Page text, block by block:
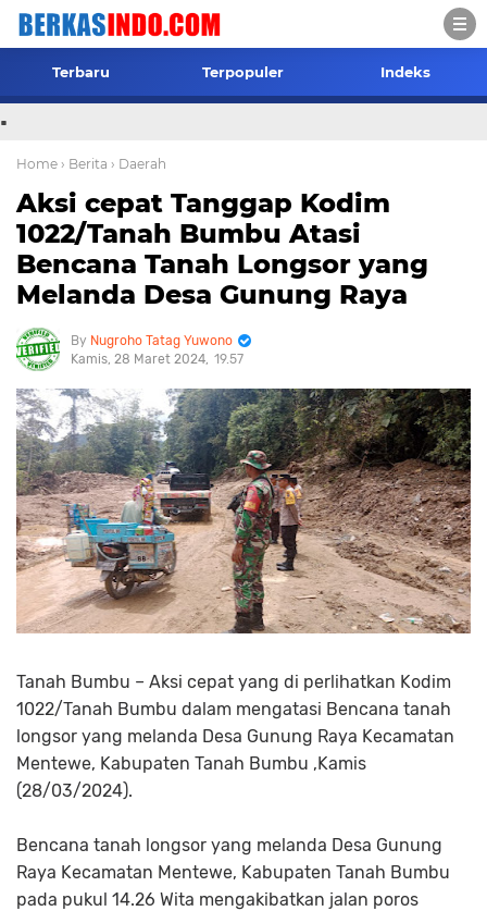
Terbaru Terpopuler Indeks
.
Home › Berita › Daerah
Aksi cepat Tanggap Kodim
1022/Tanah Bumbu Atasi
Bencana Tanah Longsor yang
Melanda Desa Gunung Raya
Nugroho Tatag Yuwono
Kamis, 28 Maret 2024 19.57
Tanah Bumbu – Aksi cepat yang di perlihatkan Kodim
1022/Tanah Bumbu dalam mengatasi Bencana tanah
longsor yang melanda Desa Gunung Raya Kecamatan
Mentewe, Kabupaten Tanah Bumbu ,Kamis
(28/03/2024).
Bencana tanah longsor yang melanda Desa Gunung
Raya Kecamatan Mentewe, Kabupaten Tanah Bumbu
pada pukul 14.26 Wita mengakibatkan jalan poros